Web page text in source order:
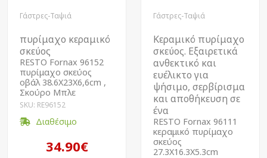
Γάστρες-Ταψιά
πυρίμαχο κεραμικό
σκεύος
RESTO Fornax 96152
πυρίμαχο σκεύος
οβάλ 38.6Χ23Χ6,6cm ,
Σκούρο Μπλε
SKU: RE96152
Διαθέσιμο
34.90€
Γάστρες-Ταψιά
Κεραμικό πυρίμαχο
σκεύος. Εξαιρετικά
ανθεκτικό και
ευέλικτο για
ψήσιμο, σερβίρισμα
και αποθήκευση σε
ένα
RESTO Fornax 96111
κεραμικό πυρίμαχο
σκεύος
27.3Χ16.3Χ5.3cm